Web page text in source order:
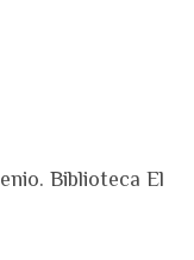
Biblioteca El